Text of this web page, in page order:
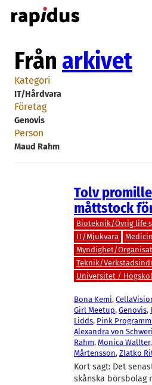
Hoppa
till
Från arkivet
Kategori
IT/Hårdvara
Företag
Genovis
Person
Maud Rahm
Tolv
måttstock
Bioteknik/Övrig life
IT/Mjukvara
Myndighet/
Teknik/
Universitet /
Bona Kemi,
Girl Meetup, Genovis,
Lidds, Pink
Alexandra von
Rahm, Monica Wallter,
Mårtensson, Zlatko
Kort sagt: Det
skånska börsbolag